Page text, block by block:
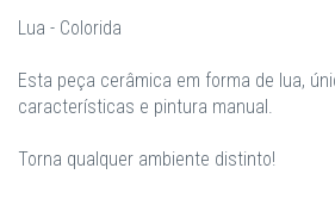
Lua - Colorida
Esta peça cerâmica em forma de lua,
características e pintura manual.
Torna qualquer ambiente distinto!